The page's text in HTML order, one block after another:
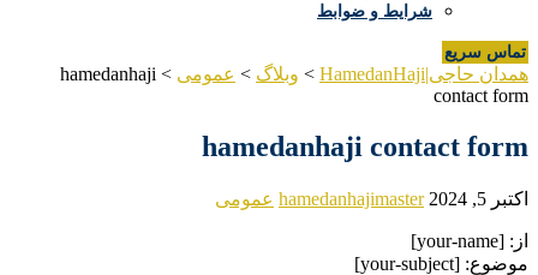
شرایط و ضوابط
تماس سریع
همدان حاجی|HamedanHaji > وبلاگ > عمومی >
hamedanhaji
contact form
hamedanhaji contact form
اکتبر 5, 2024 hamedanhajimaster عمومی
از: [your-name]
موضوع: [your-subject]